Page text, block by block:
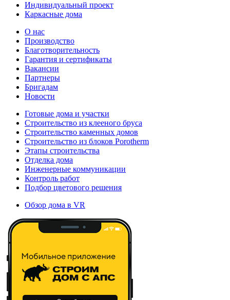
Индивидуальный проект
Каркасные дома
О нас
Производство
Благотворительность
Гарантия и сертификаты
Вакансии
Партнеры
Бригадам
Новости
Готовые дома и участки
Строительство из клееного бруса
Строительство каменных домов
Строительство из блоков Porotherm
Этапы строительства
Отделка дома
Инженерные коммуникации
Контроль работ
Подбор цветового решения
Обзор дома в VR